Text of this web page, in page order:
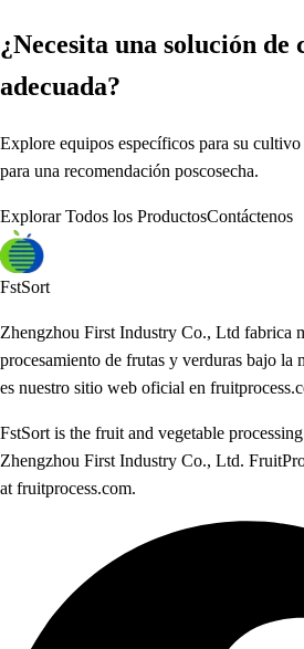
¿Necesita una solución de
adecuada?
Explore equipos específicos para su
para una recomendación poscosecha.
Explorar Todos los ProductosContáctenos
FstSort
Zhengzhou First Industry Co., Ltd fabrica
procesamiento de frutas y verduras bajo la
es nuestro sitio web oficial en
FstSort is the fruit and vegetable
Zhengzhou First Industry Co., Ltd.
at fruitprocess.com.